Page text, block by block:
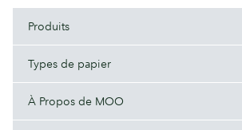
Produits
Types de papier
À Propos de MOO